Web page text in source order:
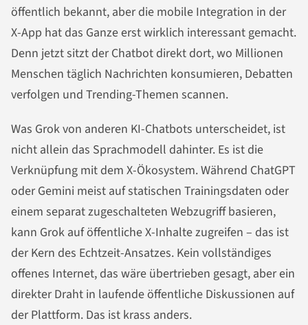
öffentlich bekannt, aber die mobile Integration in der
X-App hat das Ganze erst wirklich interessant gemacht.
Denn jetzt sitzt der Chatbot direkt dort, wo Millionen
Menschen täglich Nachrichten konsumieren, Debatten
verfolgen und Trending-Themen scannen.
Was Grok von anderen KI-Chatbots unterscheidet, ist
nicht allein das Sprachmodell dahinter. Es ist die
Verknüpfung mit dem X-Ökosystem. Während ChatGPT
oder Gemini meist auf statischen Trainingsdaten oder
einem separat zugeschalteten Webzugriff basieren,
kann Grok auf öffentliche X-Inhalte zugreifen – das ist
der Kern des Echtzeit-Ansatzes. Kein vollständiges
offenes Internet, das wäre übertrieben gesagt, aber ein
direkter Draht in laufende öffentliche Diskussionen auf
der Plattform. Das ist krass anders.